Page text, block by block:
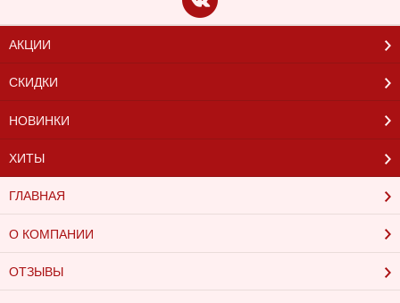
АКЦИИ
СКИДКИ
НОВИНКИ
ХИТЫ
ГЛАВНАЯ
О КОМПАНИИ
ОТЗЫВЫ